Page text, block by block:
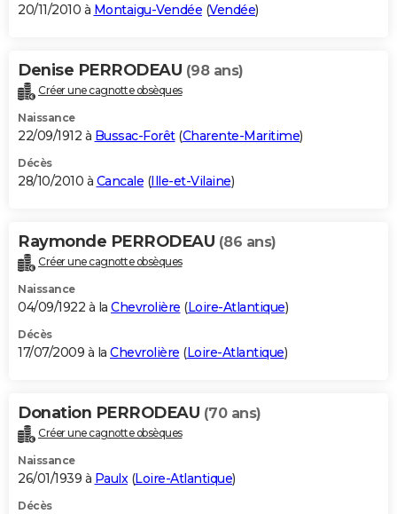
20/11/2010 à Montaigu-Vendée (Vendée)
Denise PERRODEAU (98 ans)
Créer une cagnotte obsèques
Naissance
22/09/1912 à Bussac-Forêt(Charente-Maritime)
Décès
28/10/2010 à Cancale (Ille-et-Vilaine)
Raymonde PERRODEAU (86 ans)
Créer une cagnotte obsèques
Naissance
04/09/1922 à la Chevrolière (Loire-Atlantique)
Décès
17/07/2009 à la Chevrolière (Loire-Atlantique)
Donation PERRODEAU (70 ans)
Créer une cagnotte obsèques
Naissance
26/01/1939 à Paulx(Loire-Atlantique)
Décès